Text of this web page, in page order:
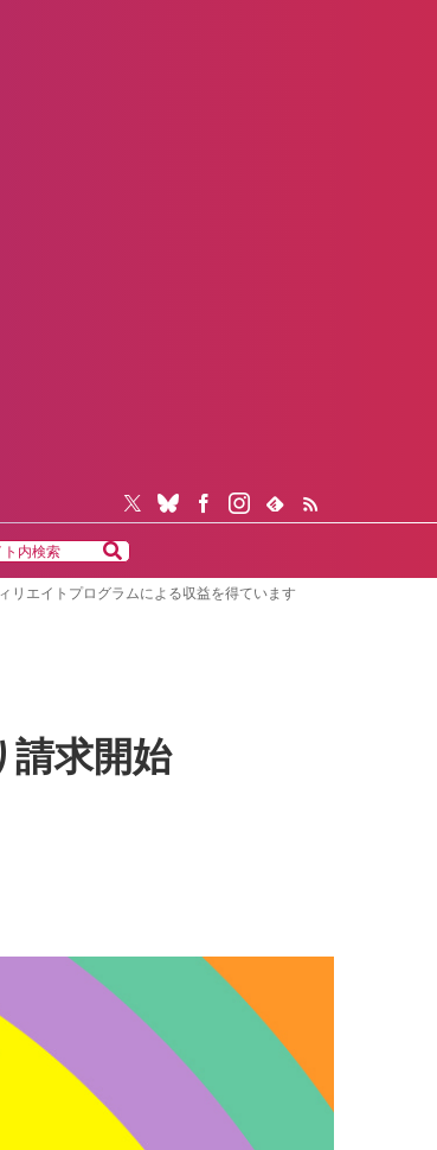
リエイトプログラムによる収益を得ています
請求開始